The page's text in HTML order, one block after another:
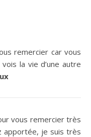
remercier car vous
la vie d’une autre
vous remercier très
apportée, je suis très